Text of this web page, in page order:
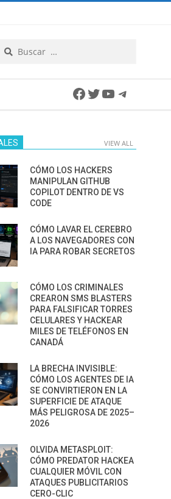
Facebook
Twitter
YouTube
VIEW ALL
CÓMO LOS HACKERS
MANIPULAN GITHUB
COPILOT DENTRO DE VS
CODE
CÓMO LAVAR EL CEREBRO
A LOS NAVEGADORES CON
IA PARA ROBAR SECRETOS
CÓMO LOS CRIMINALES
CREARON SMS BLASTERS
PARA FALSIFICAR TORRES
CELULARES Y HACKEAR
MILES DE TELÉFONOS EN
CANADÁ
LA BRECHA INVISIBLE:
CÓMO LOS AGENTES DE IA
SE CONVIRTIERON EN LA
SUPERFICIE DE ATAQUE
MÁS PELIGROSA DE 2025–
2026
OLVIDA METASPLOIT:
CÓMO PREDATOR HACKEA
CUALQUIER MÓVIL CON
ATAQUES PUBLICITARIOS
CERO-CLIC